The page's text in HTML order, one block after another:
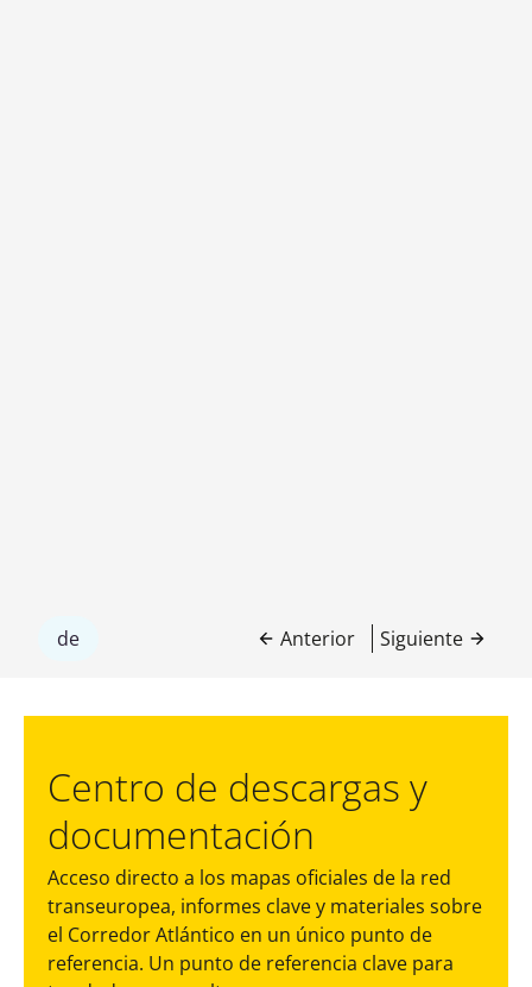
Anterior Siguiente
de
Centro de descargas y
documentación
Acceso directo a los mapas oficiales de la red
transeuropea, informes clave y materiales sobre
el Corredor Atlántico en un único punto de
referencia. Un punto de referencia clave para